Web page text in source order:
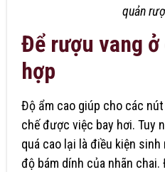
quản
Để rượu vang ở
hợp
Độ ẩm cao giúp cho các
chế được việc bay hơi. Tuy
quá cao lại là điều kiện sinh
độ bám dính của nhãn